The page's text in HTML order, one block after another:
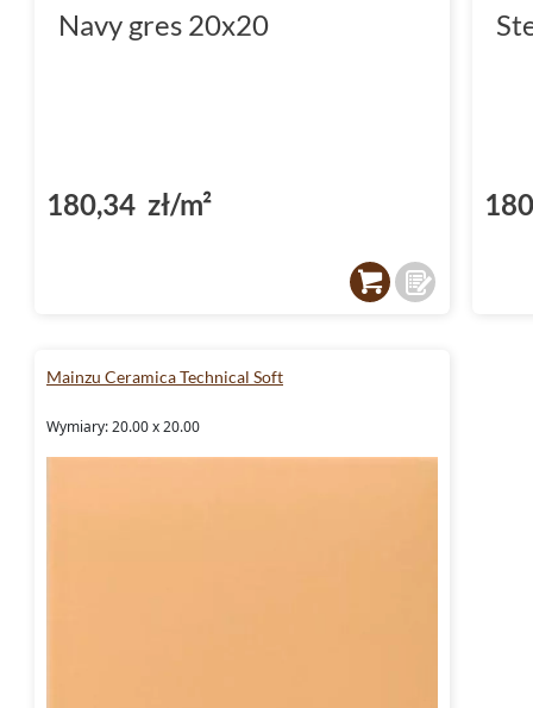
Navy gres 20x20
180,34 zł/m²
Mainzu Ceramica Technical Soft
Wymiary: 20.00 x 20.00